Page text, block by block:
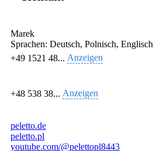
Marek
Sprachen: Deutsch, Polnisch, Englisch
+49 1521 48... Anzeigen
+48 538 38... Anzeigen
peletto.de
peletto.pl
youtube.com/@pelettopl8443